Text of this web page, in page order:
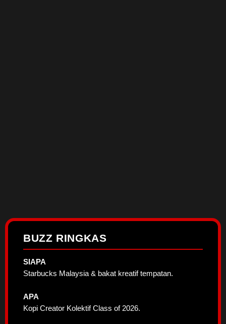
BUZZ RINGKAS
SIAPA
Starbucks Malaysia & bakat kreatif tempatan.
APA
Kopi Creator Kolektif Class of 2026.